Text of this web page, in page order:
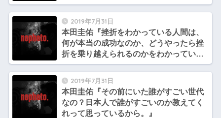
2019年7月31日
本田圭佑『挫折をわかっている人間は、
何が本当の成功なのか、どうやったら挫
折を乗り越えられるのかをわかっている
気がする。』
2019年7月31日
本田圭佑『その前にいた誰がすごい世代
なの？日本人で誰がすごいのか教えてく
れって思っているから。』